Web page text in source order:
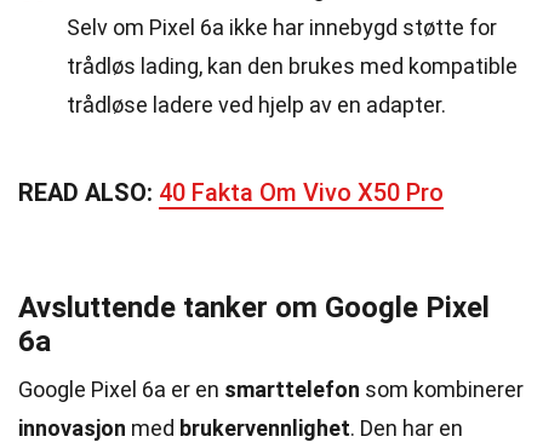
Selv om Pixel 6a ikke har innebygd støtte for
trådløs lading, kan den brukes med kompatible
trådløse ladere ved hjelp av en adapter.
READ ALSO: 40 Fakta Om Vivo X50 Pro
Avsluttende tanker om Google Pixel
6a
Google Pixel 6a er en smarttelefon som kombinerer
innovasjon med brukervennlighet. Den har en